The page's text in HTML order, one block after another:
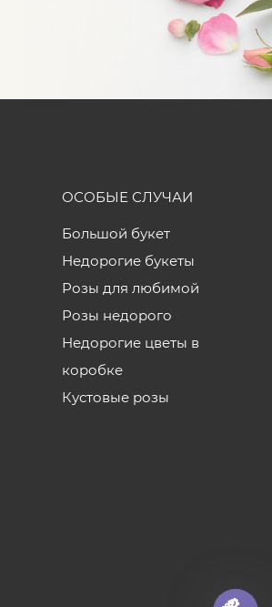
ОСОБЫЕ СЛУЧАИ
Большой букет
Недорогие букеты
Розы для любимой
Розы недорого
Недорогие цветы в
коробке
Кустовые розы